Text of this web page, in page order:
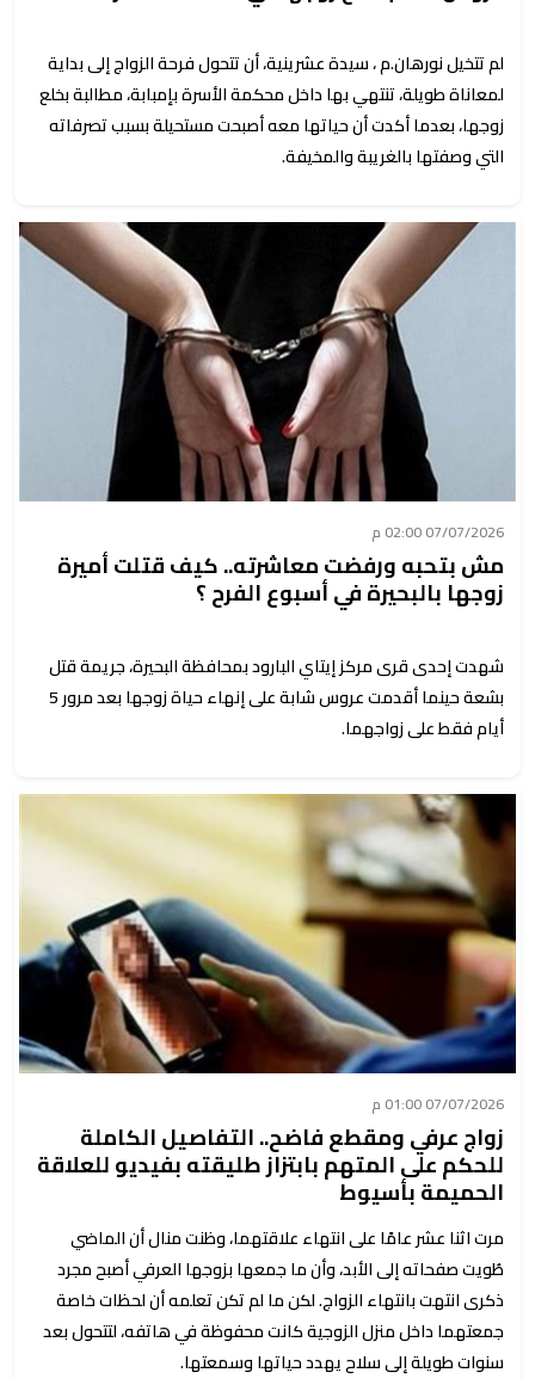
لم تتخيل نورهان.م ، سيدة عشرينية، أن تتحول فرحة الزواج إلى بداية
لمعاناة طويلة، تنتهي بها داخل محكمة الأسرة بإمبابة، مطالبة بخلع
زوجها، بعدما أكدت أن حياتها معه أصبحت مستحيلة بسبب تصرفاته
التي وصفتها بالغريبة والمخيفة.
07/07/2026 02:00 م
مش بتحبه ورفضت معاشرته.. كيف قتلت أميرة
زوجها بالبحيرة في أسبوع الفرح ؟
شهدت إحدى قرى مركز إيتاي البارود بمحافظة البحيرة، جريمة قتل
بشعة حينما أقدمت عروس شابة على إنهاء حياة زوجها بعد مرور 5
أيام فقط على زواجهما.
07/07/2026 01:00 م
زواج عرفي ومقطع فاضح.. التفاصيل الكاملة
للحكم على المتهم بابتزاز طليقته بفيديو للعلاقة
الحميمة بأسيوط
مرت اثنا عشر عامًا على انتهاء علاقتهما، وظنت منال أن الماضي
طُويت صفحاته إلى الأبد، وأن ما جمعها بزوجها العرفي أصبح مجرد
ذكرى انتهت بانتهاء الزواج. لكن ما لم تكن تعلمه أن لحظات خاصة
جمعتهما داخل منزل الزوجية كانت محفوظة في هاتفه، لتتحول بعد
سنوات طويلة إلى سلاح يهدد حياتها وسمعتها.